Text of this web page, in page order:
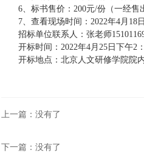
6、标书售价：200元/份（一经售
7、查看现场时间：2022年4月18
招标单位联系人：张老师
开标时间：2022年4月25日下午2
开标地点：北京人文研修学院院
上一篇：没有了
下一篇：没有了